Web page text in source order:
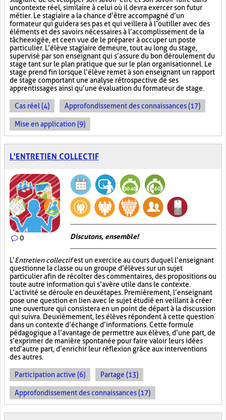
un contexte réel, similaire à celui où il devra exercer son futur
métier. Le stagiaire a la chance d’être accompagné d’un
formateur qui guidera ses pas et qui veillera à l’outiller avec des
éléments et des savoirs nécessaires à l’accomplissement de la
tâche exigée, et ce en vue de le préparer à occuper un poste
particulier. L’élève stagiaire demeure, tout au long du stage,
supervisé par son enseignant qui s’assure du bon déroulement du
stage tant sur le plan pratique que sur le plan organisationnel. Le
stage prend fin lorsque l’élève remet à son enseignant un rapport
de stage comportant une analyse rétrospective de ses
apprentissages ainsi qu’une évaluation du formateur de stage.
Cas réel (4) Approfondissement des connaissances (17)
Mise en application (9)
L'ENTRETIEN COLLECTIF
0 Discutons, ensemble!
L’Entretien collectifest un exercice au cours duquel l’enseignant
questionne la classe ou un groupe d’élèves sur un sujet
particulier afin de récolter des commentaires, des propositions ou
toute autre information qui s’avère utile dans le contexte.
L’activité se déroule en deux étapes. Premièrement, l’enseignant
pose une question en lien avec le sujet étudié en veillant à créer
une ouverture qui consistera en un point de départ à la discussion
qui suivra. Deuxièmement, les élèves répondent à cette question
dans un contexte d’échange d’informations. Cette formule
pédagogique a l’avantage de permettre aux élèves, d’une part, de
s’exprimer de manière spontanée pour faire valoir leurs idées
et d’autre part, d’enrichir leur réflexion grâce aux interventions
des autres.
Participation active (6) Partage (13)
Approfondissement des connaissances (17)